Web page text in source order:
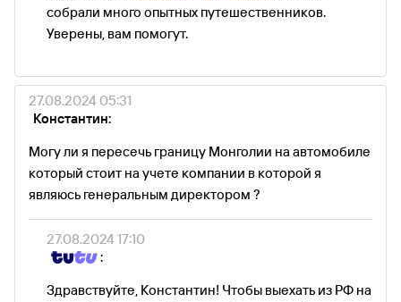
собрали много опытных путешественников.
Уверены, вам помогут.
27.08.2024 05:31
Константин:
Могу ли я пересечь границу Монголии на автомобиле
который стоит на учете компании в которой я
являюсь генеральным директором ?
27.08.2024 17:10
:
Здравствуйте, Константин! Чтобы выехать из РФ на